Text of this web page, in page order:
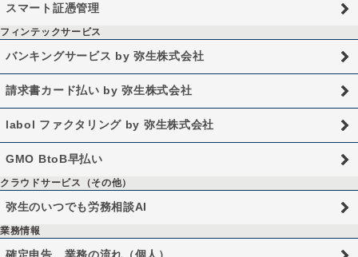
スマート証憑管理
フィンテックサービス
バンキングサービス by 弥生株式会社
請求書カード払い by 弥生株式会社
labol ファクタリング by 弥生株式会社
GMO BtoB早払い
クラウドサービス（その他）
弥生のいつでも労務相談AI
業務情報
確定申告、業務の流れ（個人）